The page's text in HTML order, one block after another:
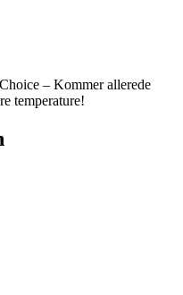
– Kommer allerede
temperature!